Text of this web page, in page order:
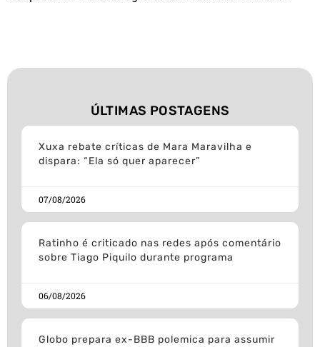
ÚLTIMAS POSTAGENS
Xuxa rebate críticas de Mara Maravilha e
dispara: “Ela só quer aparecer”
07/08/2026
Ratinho é criticado nas redes após comentário
sobre Tiago Piquilo durante programa
06/08/2026
Globo prepara ex-BBB polemica para assumir